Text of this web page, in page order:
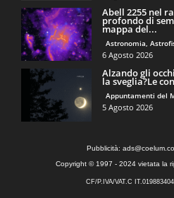
Abell 2255 nel
profondo di
mappa del...
Astronomia,
6 Agosto 2026
Alzando gli occhi
la sveglia?Le
Appuntamenti del
5 Agosto 2026
Pubblicità:
Copyright © 1997 - 2024 vietata la
CF/P.IVA/VAT.C